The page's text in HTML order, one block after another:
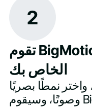
2
تقوم BigMotion بإنشاء الفيديو
الخاص بك
نمطًا بصريًا
وصوتًا، وسيقوم BigMotion تلقائيًّا بإنتاج فيديو